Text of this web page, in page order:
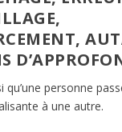
qu’une personne
à une autre.